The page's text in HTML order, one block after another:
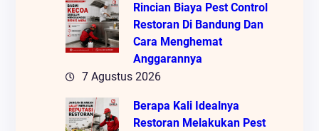
Rincian Biaya Pest Control
Restoran Di Bandung Dan
Cara Menghemat
Anggarannya
7 Agustus 2026
Berapa Kali Idealnya
Restoran Melakukan Pest